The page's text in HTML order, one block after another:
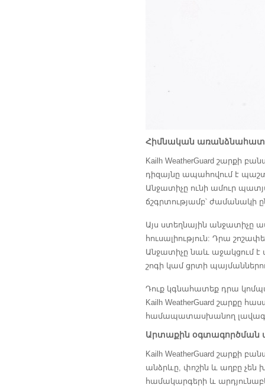
Հիմնական
Kailh WeatherGuard շարքի
դիզայնը ապահովում է
Անջատիչը ունի ամուր
ճշգրտությամբ՝ ժամանակի
Այս ստեղնային անջատիչը
հուսալիություն: Դրա
Անջատիչը նաև աջակցում է
շոգի կամ ցրտի
Դուք կգնահատեք դրա
Kailh WeatherGuard շարքը
համապատասխանող
Արտաքին օգտագործման
Kailh WeatherGuard շարքի
անձրևը, փոշին և աղբը
համակարգերի և